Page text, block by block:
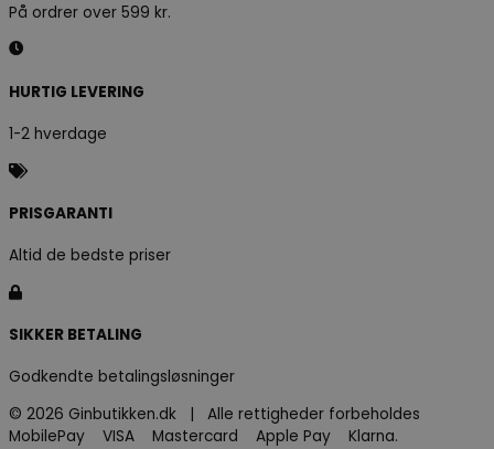
På ordrer over 599 kr.
HURTIG LEVERING
1-2 hverdage
PRISGARANTI
Altid de bedste priser
SIKKER BETALING
Godkendte betalingsløsninger
© 2026 Ginbutikken.dk | Alle rettigheder forbeholdes
MobilePay VISA Mastercard Apple Pay Klarna.